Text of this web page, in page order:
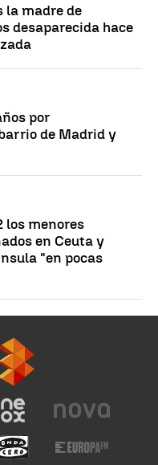
la madre de
desaparecida hace
por
de Madrid y
los menores
en Ceuta y
"en pocas